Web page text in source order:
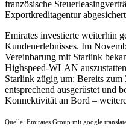
französische
Exportkreditagentur
Emirates investierte weiterhin
Kundenerlebnisses. Im
Vereinbarung mit Starlink
Highspeed-WLAN
Starlink zügig um: Bereits
entsprechend ausgerüstet und
Konnektivität an Bord –
Quelle: Emirates Group mit google